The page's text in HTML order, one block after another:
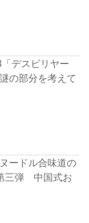
デスビリヤー
の部分を考えて
ードル合味道の
三弾 中国式お